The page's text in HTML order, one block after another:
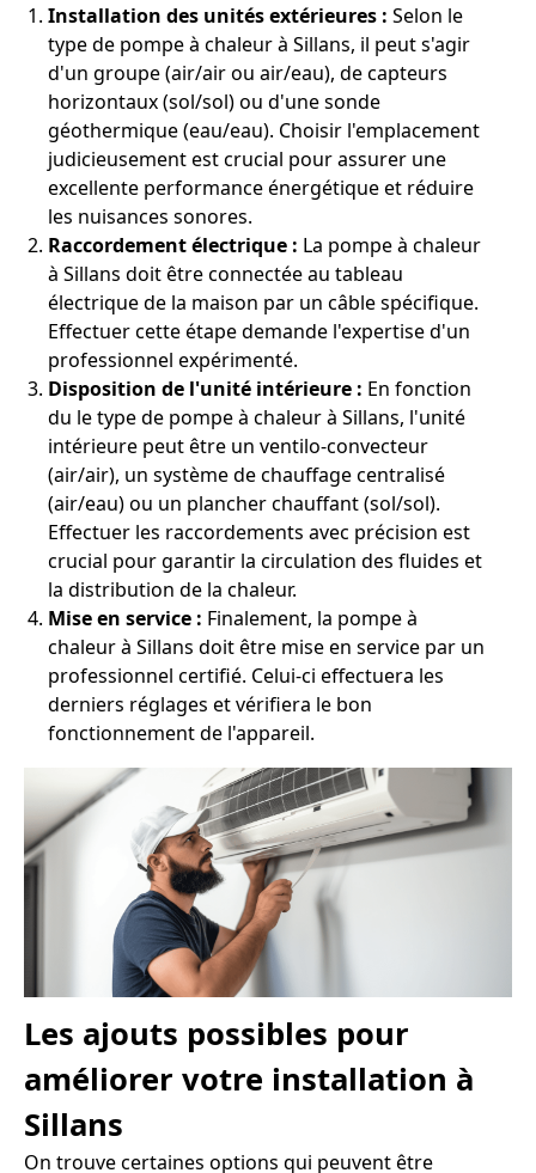
Installation des unités extérieures : Selon le
type de pompe à chaleur à Sillans, il peut s'agir
d'un groupe (air/air ou air/eau), de capteurs
horizontaux (sol/sol) ou d'une sonde
géothermique (eau/eau). Choisir l'emplacement
judicieusement est crucial pour assurer une
excellente performance énergétique et réduire
les nuisances sonores.
Raccordement électrique : La pompe à chaleur
à Sillans doit être connectée au tableau
électrique de la maison par un câble spécifique.
Effectuer cette étape demande l'expertise d'un
professionnel expérimenté.
Disposition de l'unité intérieure : En fonction
du le type de pompe à chaleur à Sillans, l'unité
intérieure peut être un ventilo-convecteur
(air/air), un système de chauffage centralisé
(air/eau) ou un plancher chauffant (sol/sol).
Effectuer les raccordements avec précision est
crucial pour garantir la circulation des fluides et
la distribution de la chaleur.
Mise en service : Finalement, la pompe à
chaleur à Sillans doit être mise en service par un
professionnel certifié. Celui-ci effectuera les
derniers réglages et vérifiera le bon
fonctionnement de l'appareil.
Les ajouts possibles pour
améliorer votre installation à
Sillans
On trouve certaines options qui peuvent être